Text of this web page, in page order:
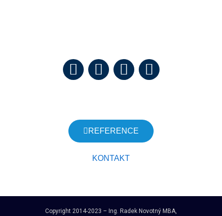
REFERENCE
KONTAKT
Copyright 2014-2023 – Ing. Radek Novotný MBA,